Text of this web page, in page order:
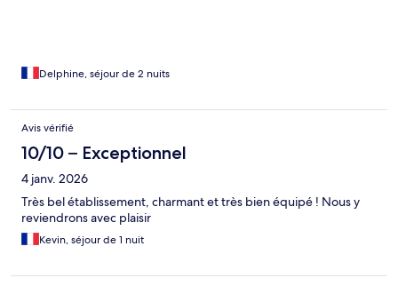
Delphine, séjour de 2 nuits
Avis vérifié
10/10 – Exceptionnel
4 janv. 2026
Très bel établissement, charmant et très bien équipé ! Nous y
reviendrons avec plaisir
Kevin, séjour de 1 nuit